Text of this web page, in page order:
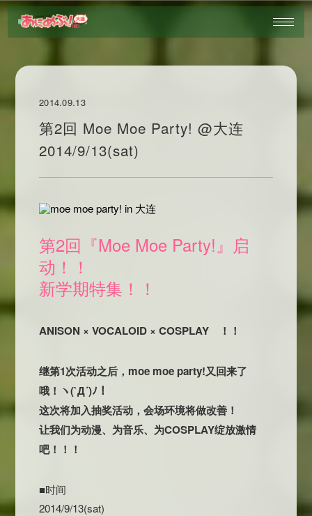
2014.09.13
第2回 Moe Moe Party! @大连
2014/9/13(sat)
第2回『Moe Moe Party!』启
动！！
新学期特集！！
ANISON × VOCALOID × COSPLAY ！！
继第1次活动之后，moe moe party!又回来了
哦！ヽ(`Д´)ﾉ！
这次将加入抽奖活动，会场环境将做改善！
让我们为动漫、为音乐、为COSPLAY绽放激情
吧！！！
■时间
2014/9/13(sat)